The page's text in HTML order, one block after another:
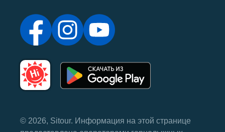
© 2026, Sitour. Информация на этой странице